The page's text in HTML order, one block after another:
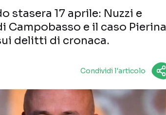
stasera 17 aprile: Nuzzi e
Campobasso e il caso Pierina
delitti di cronaca.
Condividi l'articolo